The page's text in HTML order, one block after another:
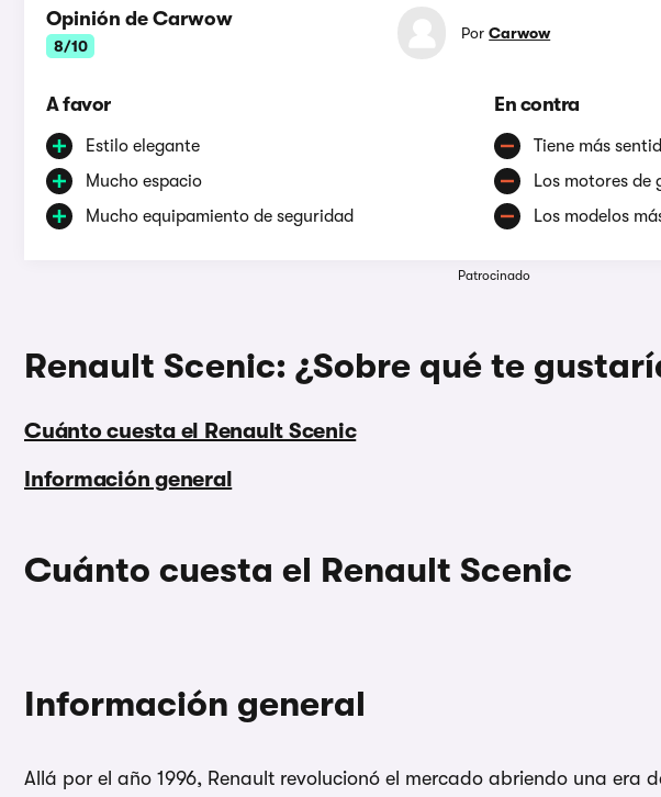
Opinión de Carwow
8/10
PorCarwow
A favor
Estilo elegante
Mucho espacio
Mucho equipamiento de seguridad
En contra
Tiene más
Los motores de
Los modelos
Patrocinado
Renault Scenic: ¿Sobre qué te
Cuánto cuesta el Renault Scenic
Información general
Cuánto cuesta el Renault Scenic
Información general
Allá por el año 1996, Renault revolucionó el mercado abriendo una era